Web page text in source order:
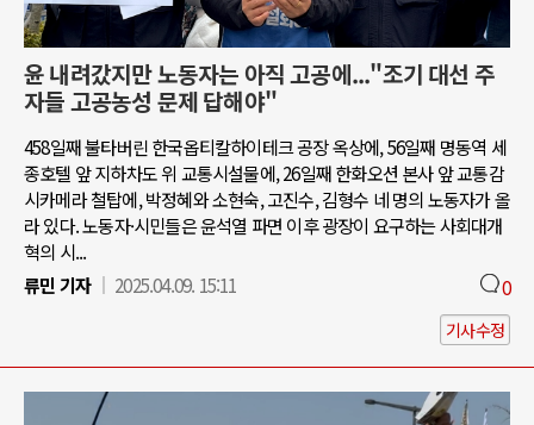
윤 내려갔지만 노동자는 아직 고공에..."조기 대선 주
자들 고공농성 문제 답해야"
458일째 불타버린 한국옵티칼하이테크 공장 옥상에, 56일째 명동역 세
종호텔 앞 지하차도 위 교통시설물에, 26일째 한화오션 본사 앞 교통감
시카메라 철탑에, 박정혜와 소현숙, 고진수, 김형수 네 명의 노동자가 올
라 있다. 노동자·시민들은 윤석열 파면 이후 광장이 요구하는 사회대개
혁의 시...
류민 기자
2025.04.09. 15:11 0
기사수정